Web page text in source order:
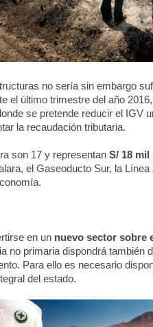
no sería sin embargo
el último trimestre del año
se pretende reducir el IGV
la recaudación tributaria.
son 17 y representan S/ 18
el Gaseoducto Sur, la
en un nuevo sector sobre
no primaria dispondrá también
Para ello es necesario
del estado.